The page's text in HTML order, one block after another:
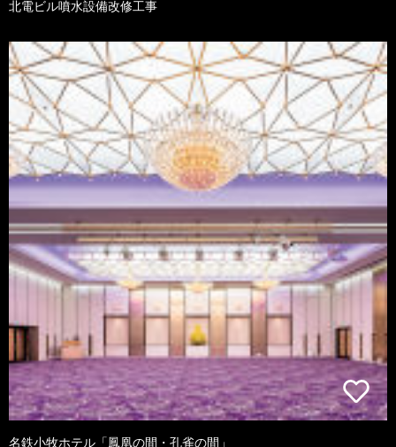
北電ビル噴水設備改修工事
名鉄小牧ホテル「鳳凰の間・孔雀の間」